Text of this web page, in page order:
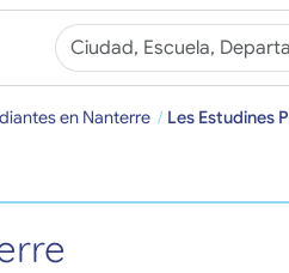
en Nanterre Les Estudines